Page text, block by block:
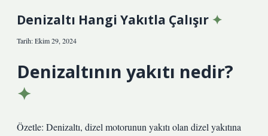
Denizaltı Hangi Yakıtla Çalışır
Tarih: Ekim 29, 2024
Denizaltının yakıtı nedir?
Özetle: Denizaltı, dizel motorunun yakıtı olan dizel yakıtına